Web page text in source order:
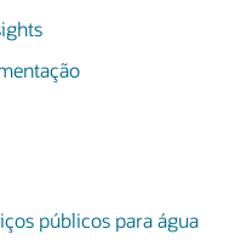
públicos para água